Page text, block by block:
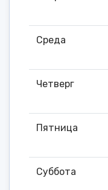
Среда
Четверг
Пятница
Суббота